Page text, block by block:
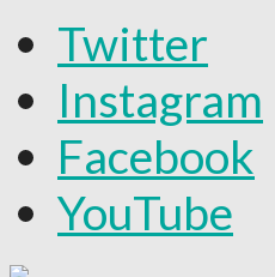
グッズ
ファンコミュニティ
普及・育成
ホームタウン
コラム
その他
TEAM
2026/27トップチー
2026/27トップチー
Twitter
Instagram
Facebook
YouTube